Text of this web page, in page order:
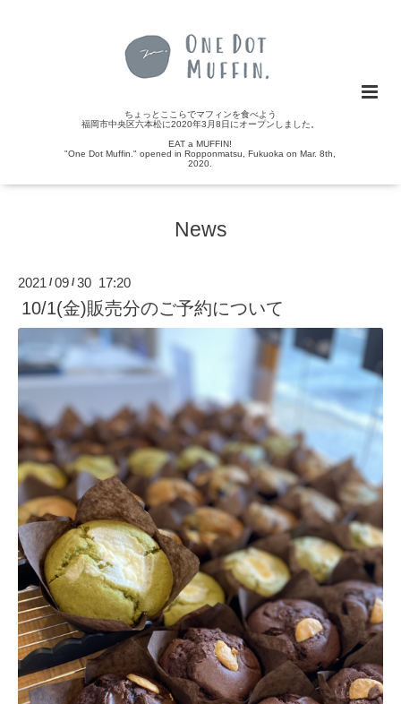
ちょっとここらでマフィンを食べよう
福岡市中央区六本松に2020年3月8日にオープンしました。
EAT a MUFFIN!
"One Dot Muffin." opened in Ropponmatsu, Fukuoka on Mar. 8th,
2020.
News
2021 /09 /30 17:20
10/1(金)販売分のご予約について